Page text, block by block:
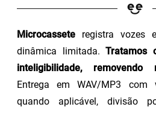
Microcassete registra vozes
dinâmica limitada.Tratamos
inteligibilidade,
Entrega em WAV/MP3 com
quando aplicável, divisão